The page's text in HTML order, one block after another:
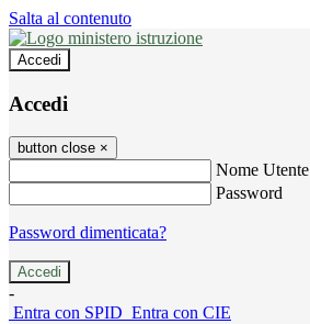
Salta al contenuto
Accedi
Accedi
button close ×
Nome Utente
Password
Password dimenticata?
-
Entra con SPID Entra con CIE